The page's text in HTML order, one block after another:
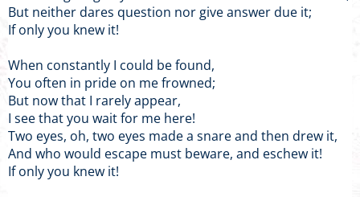
But neither dares question nor give answer due it;
If only you knew it!
When constantly I could be found,
You often in pride on me frowned;
But now that I rarely appear,
I see that you wait for me here!
Two eyes, oh, two eyes made a snare and then drew it,
And who would escape must beware, and eschew it!
If only you knew it!